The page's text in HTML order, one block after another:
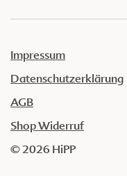
Impressum
Datenschutzerklärung
AGB
Shop Widerruf
© 2026 HiPP